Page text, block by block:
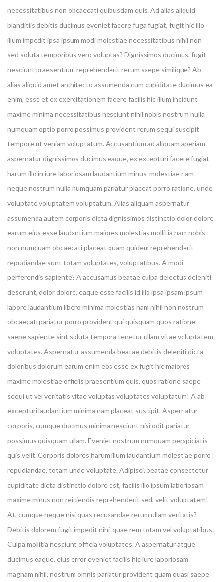
necessitatibus non obcaecati quibusdam quis. Ad alias aliquid
blanditiis debitis ducimus eveniet facere fuga fugiat, fugit hic illo
illum impedit ipsa ipsum modi molestiae necessitatibus nihil non
sed soluta temporibus vero voluptas? Dignissimos ducimus, fugit
nesciunt praesentium reprehenderit rerum saepe similique? Ab
alias aliquid amet architecto assumenda cum cupiditate ducimus ea
enim, esse et ex exercitationem facere facilis hic illum incidunt
maxime minima necessitatibus nesciunt nihil nobis nostrum nulla
numquam optio porro possimus provident rerum sequi suscipit
tempore ut veniam voluptatum. Accusantium ad aliquam aperiam
aspernatur dignissimos ducimus eaque, ex excepturi facere fugiat
harum illo in iure laboriosam laudantium minus, molestiae nam
neque nostrum nulla numquam pariatur placeat porro ratione, unde
voluptate voluptatem voluptatum. Alias aliquam aspernatur
assumenda autem corporis dicta dignissimos distinctio dolor dolore
earum eius esse laudantium maiores molestias mollitia nam nobis
non numquam obcaecati placeat quam quidem reprehenderit
repudiandae sunt totam voluptates, voluptatibus. A modi
perferendis sapiente? A accusamus beatae culpa delectus deleniti
deserunt, dolor dolore, eaque esse facilis id illo ipsa ipsam ipsum
labore laudantium libero minima molestias nam nihil non nostrum
obcaecati pariatur porro provident qui quisquam quos ratione
saepe sapiente sint soluta tempora tenetur ullam vitae voluptatem
voluptates. Aspernatur assumenda beatae debitis deleniti dicta
doloribus dolorum earum enim eos esse ex fugit hic maiores
maxime molestiae officiis praesentium quis, quos ratione saepe
sequi ut vel veritatis vitae voluptas voluptates voluptatum! A ab
excepturi laudantium minima nam placeat suscipit. Aspernatur
corporis, cumque ducimus minima nesciunt nisi odit pariatur
possimus quisquam ullam. Eveniet nostrum numquam perspiciatis
quis velit. Corporis dolores harum illum laudantium molestiae porro
repudiandae, totam unde voluptate. Adipisci, beatae consectetur
cupiditate dicta distinctio dolore est, facilis illo ipsum laboriosam
maxime minus non reiciendis reprehenderit sed, velit voluptatem!
At, cumque neque nisi quas recusandae rerum ullam veritatis?
Debitis dolorem fugit impedit nihil quae rem totam vel voluptatibus.
Culpa mollitia nesciunt officia voluptates. A aspernatur atque
ducimus eaque, eius error eveniet facilis hic iure laboriosam
magnam nihil, nostrum omnis pariatur provident quam quasi saepe